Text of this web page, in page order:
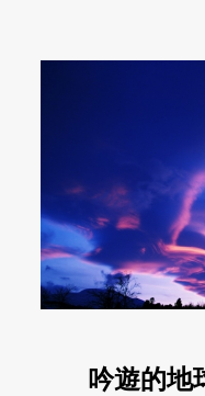
吟遊的地